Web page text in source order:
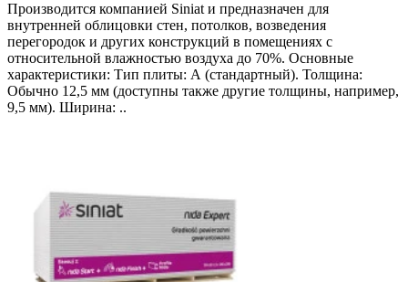
Производится компанией Siniat и предназначен для
внутренней облицовки стен, потолков, возведения
перегородок и других конструкций в помещениях с
относительной влажностью воздуха до 70%. Основные
характеристики: Тип плиты: А (стандартный). Толщина:
Обычно 12,5 мм (доступны также другие толщины, например,
9,5 мм). Ширина: ..